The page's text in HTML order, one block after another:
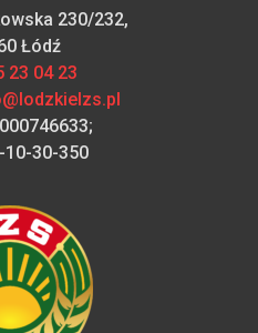
230/232,
Łódź
23 04 23
10-30-350